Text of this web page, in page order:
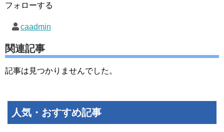
フォローする
caadmin
関連記事
記事は見つかりませんでした。
人気・おすすめ記事